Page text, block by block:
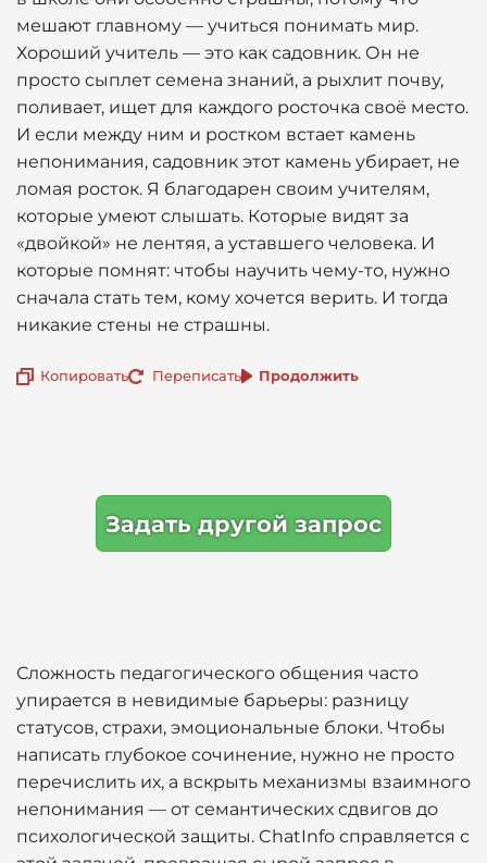
мешают главному — учиться понимать мир.
Хороший учитель — это как садовник. Он не
просто сыплет семена знаний, а рыхлит почву,
поливает, ищет для каждого росточка своё место.
И если между ним и ростком встает камень
непонимания, садовник этот камень убирает, не
ломая росток. Я благодарен своим учителям,
которые умеют слышать. Которые видят за
«двойкой» не лентяя, а уставшего человека. И
которые помнят: чтобы научить чему-то, нужно
сначала стать тем, кому хочется верить. И тогда
никакие стены не страшны.
Копировать Переписать Продолжить
Задать другой запрос
Сложность педагогического общения часто
упирается в невидимые барьеры: разницу
статусов, страхи, эмоциональные блоки. Чтобы
написать глубокое сочинение, нужно не просто
перечислить их, а вскрыть механизмы взаимного
непонимания — от семантических сдвигов до
психологической защиты. ChatInfo справляется с